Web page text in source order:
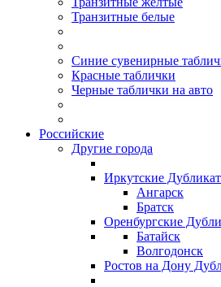
Транзитные белые
Синие сувенирные
Красные таблички
Черные таблички на авто
Российские
Другие города
Иркутские
Ангарск
Братск
Оренбургские
Батайск
Волгодонск
Ростов на Дону